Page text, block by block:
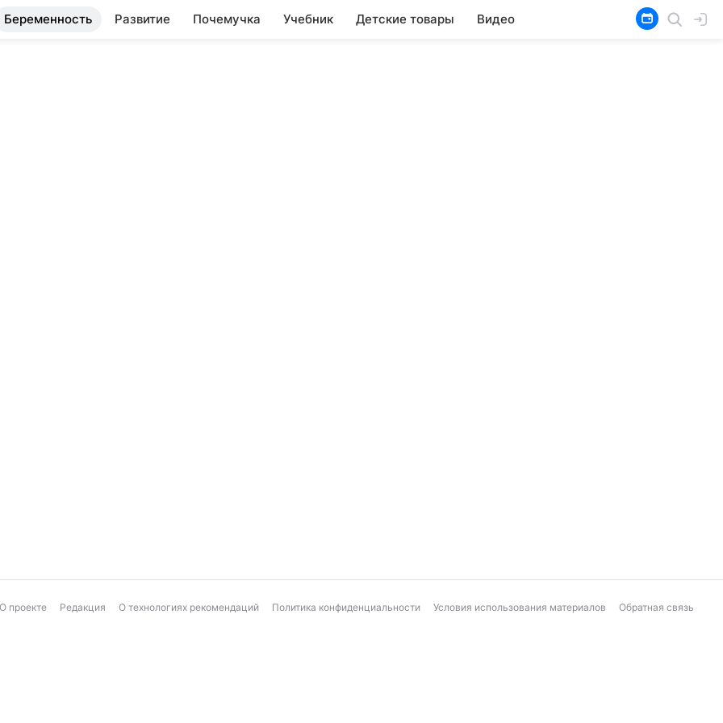
Беременность Развитие Почемучка Учебник Детские товары Видео
О проекте Редакция О технологиях рекомендаций Политика конфиденциальности Условия использования материалов Обратная связь